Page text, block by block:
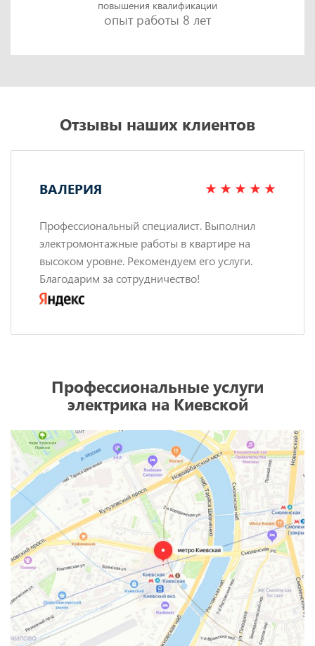
повышения квалификации
опыт работы 8 лет
Отзывы наших клиентов
ВАЛЕРИЯ
Профессиональный специалист. Выполнил
электромонтажные работы в квартире на
высоком уровне. Рекомендуем его услуги.
Благодарим за сотрудничество!
Профессиональные услуги
электрика на Киевской